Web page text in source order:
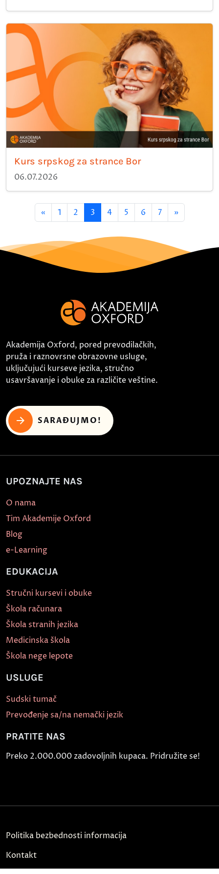
Kurs srpskog za strance Bor
06.07.2026
« 1 2 3 4 5 6 7 »
Akademija Oxford, pored prevodilačkih,
pruža i raznovrsne obrazovne usluge,
uključujući kurseve jezika, stručno
usavršavanje i obuke za različite veštine.
SARAĐUJMO!
UPOZNAJTE NAS
O nama
Tim Akademije Oxford
Blog
e-Learning
EDUKACIJA
Stručni kursevi i obuke
Škola računara
Škola stranih jezika
Medicinska škola
Škola nege lepote
USLUGE
Sudski tumač
Prevođenje sa/na nemački jezik
PRATITE NAS
Preko 2.000.000 zadovoljnih kupaca. Pridružite se!
Politika bezbednosti informacija
Kontakt